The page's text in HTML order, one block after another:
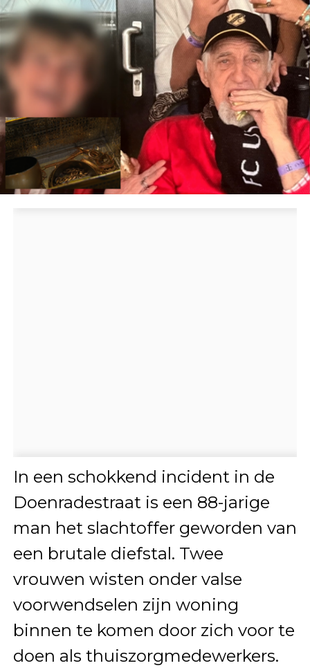
In een schokkend incident in de
Doenradestraat is een 88-jarige
man het slachtoffer geworden van
een brutale diefstal. Twee
vrouwen wisten onder valse
voorwendselen zijn woning
binnen te komen door zich voor te
doen als thuiszorgmedewerkers.